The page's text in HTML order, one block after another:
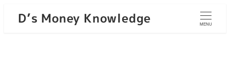
D’s Money Knowledge MENU